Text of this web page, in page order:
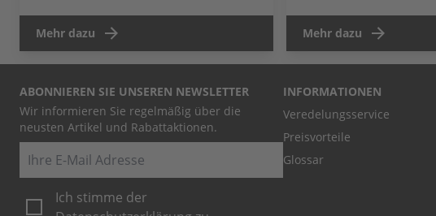
Mehr dazu Mehr dazu
ABONNIEREN SIE UNSEREN NEWSLETTER
Wir informieren Sie regelmäßig über die
neusten Artikel und Rabattaktionen.
E-Mail
Ich stimme der
INFORMATIONEN
Veredelungsservice
Preisvorteile
Glossar